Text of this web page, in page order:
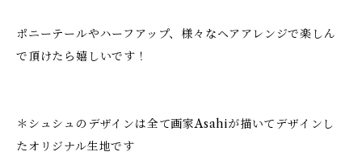
ポニーテールやハーフアップ、様々なヘアアレンジで楽しん
で頂けたら嬉しいです！
＊シュシュのデザインは全て画家Asahiが描いてデザインし
たオリジナル生地です